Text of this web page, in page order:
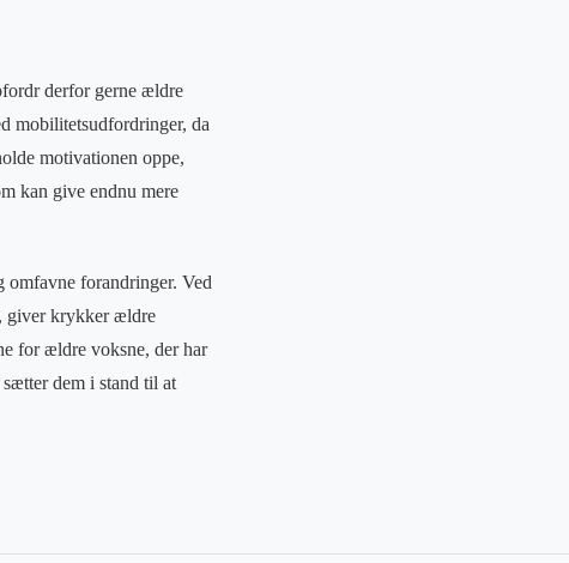
derfor gerne ældre
mobilitetsudfordringer, da
motivationen oppe,
kan give endnu mere
forandringer. Ved
giver krykker ældre
for ældre voksne, der har
dem i stand til at